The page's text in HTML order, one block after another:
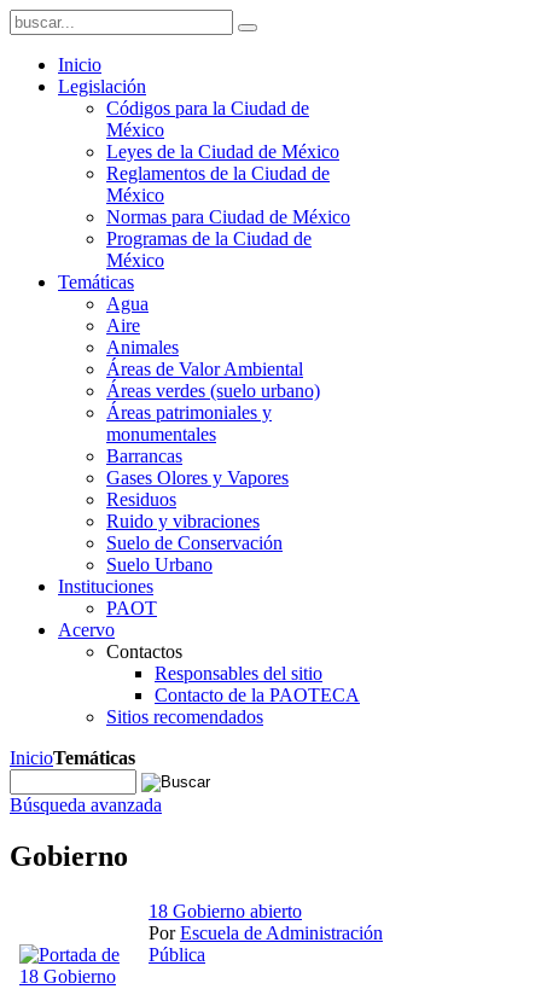
Inicio
Legislación
Códigos para la Ciudad de
México
Leyes de la Ciudad de México
Reglamentos de la Ciudad de
México
Normas para Ciudad de México
Programas de la Ciudad de
México
Temáticas
Agua
Aire
Animales
Áreas de Valor Ambiental
Áreas verdes (suelo urbano)
Áreas patrimoniales y
monumentales
Barrancas
Gases Olores y Vapores
Residuos
Ruido y vibraciones
Suelo de Conservación
Suelo Urbano
Instituciones
PAOT
Acervo
Contactos
Responsables del sitio
Contacto de la PAOTECA
Sitios recomendados
InicioTemáticas
Búsqueda avanzada
Gobierno
18 Gobierno abierto
PorEscuela de Administración
Pública